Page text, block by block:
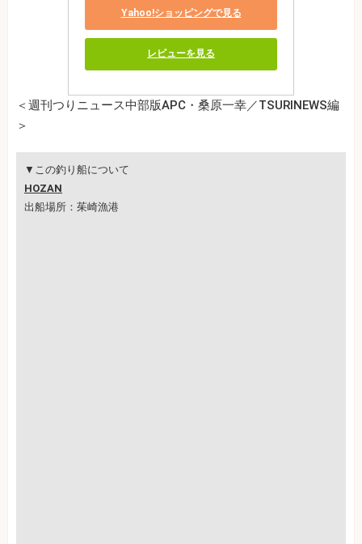
Yahoo!ショッピングで見る
レビューを見る
＜週刊つりニュース中部版APC・桑原一幸／TSURINEWS編
＞
▼この釣り船について
HOZAN
出船場所：茱崎漁港